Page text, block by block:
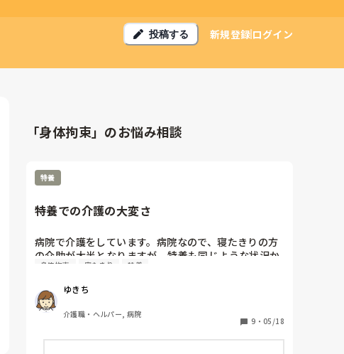
投稿する 新規登録ログイン
「身体拘束」のお悩み相談
特養
特養での介護の大変さ
病院で介護をしています。病院なので、寝たきりの方
の介助が大半となりますが、特養も同じような状況か
と思われます。病院だと身体拘束がありますが、特養
りますか？実際特養で働かれてる方のお声が聞けると
嬉しいです。
身体拘束 寝たきり 特養
ゆきち
介護職・ヘルパー, 病院
9 ・ 05/18